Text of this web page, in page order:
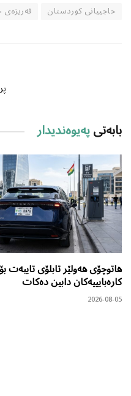
حاجییانی کوردستان
بابەتیپەیوەندیدار
هاتوچۆی هەولێر تابلۆی تایبەت
کارەبایییەکان دابین دەکات
2026-08-05